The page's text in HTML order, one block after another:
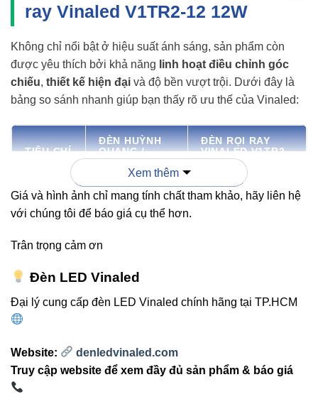
ray Vinaled V1TR2-12 12W
Không chỉ nổi bật ở hiệu suất ánh sáng, sản phẩm còn
được yêu thích bởi khả năng linh hoạt điều chỉnh góc
chiếu, thiết kế hiện đại và độ bền vượt trội. Dưới đây là
bảng so sánh nhanh giúp bạn thấy rõ ưu thế của Vinaled:
TIÊU CHÍ
ĐÈN HUỲNH
QUANG /
COMPACT
ĐÈN RỌI RAY
VINALED V1TR2-
12 12W
Hiệu
suất
60 lm/W
Chỉ số
màu
70 – 80 >90
Tuổi thọ
5.000 – 10.000
30.000 giờ
Xem thêm
Giá và hình ảnh chỉ mang tính chất tham khảo, hãy liên hệ
với chúng tôi để báo giá cụ thể hơn.
Trân trọng cảm ơn
Đèn LED Vinaled
Đại lý cung cấp đèn LED Vinaled chính hãng tại TP.HCM
Website:
denledvinaled.com
Truy cập website để xem đầy đủ sản phẩm & báo giá